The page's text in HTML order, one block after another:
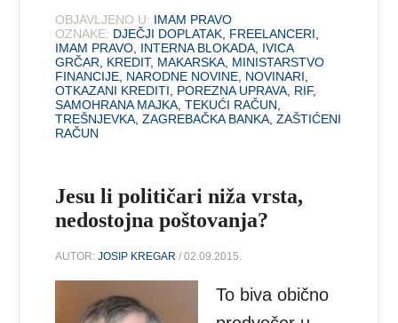
OBJAVLJENO U: IMAM PRAVO
OZNAKE: DJEČJI DOPLATAK, FREELANCERI,
IMAM PRAVO, INTERNA BLOKADA, IVICA
GRČAR, KREDIT, MAKARSKA, MINISTARSTVO
FINANCIJE, NARODNE NOVINE, NOVINARI,
OTKAZANI KREDITI, POREZNA UPRAVA, RIF,
SAMOHRANA MAJKA,TEKUĆI RAČUN,
TREŠNJEVKA,ZAGREBAČKA BANKA,ZAŠTIĆENI
RAČUN
Jesu li političari niža vrsta,
nedostojna poštovanja?
AUTOR:JOSIP KREGAR / 02.09.2015.
To biva obično